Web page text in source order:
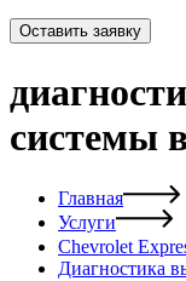
Оставить заявку
системы
Главная
Услуги
Chevrolet
Диагностика